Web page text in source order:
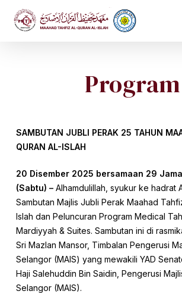
Program
SAMBUTAN JUBLI PERAK 25 TAHUN
QURAN AL-ISLAH
20 Disember 2025 bersamaan 29
(Sabtu) – Alhamdulillah, syukur ke hadrat
Sambutan Majlis Jubli Perak Maahad
Islah dan Peluncuran Program Medical
Mardiyyah & Suites. Sambutan ini di
Sri Mazlan Mansor, Timbalan Pengerusi
Selangor (MAIS) yang mewakili YAD
Haji Salehuddin Bin Saidin, Pengerusi
Selangor (MAIS).